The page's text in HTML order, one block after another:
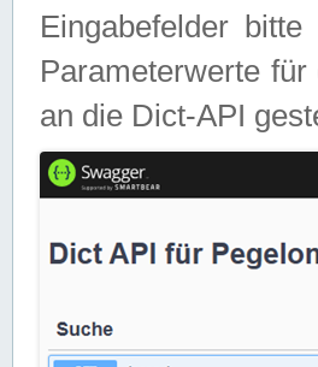
Eingabefelder
Parameterwerte für
an die Dict-API